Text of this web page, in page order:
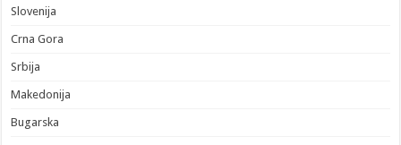
Slovenija
Crna Gora
Srbija
Makedonija
Bugarska